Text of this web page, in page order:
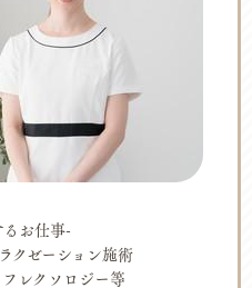
お仕事-
クゼーション施術
レクソロジー等